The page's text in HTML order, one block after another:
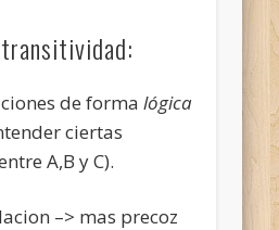
de formalógica
ciertas
A,B y C).
–> mas precoz